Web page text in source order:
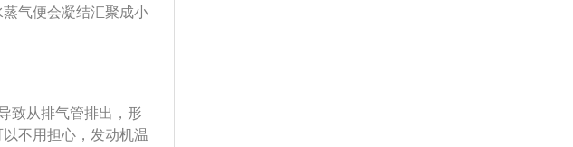
气便会凝结汇聚成小
部分冷却液进入气缸
排气管长期向外冒水
致从排气管排出，形
不用担心，发动机温